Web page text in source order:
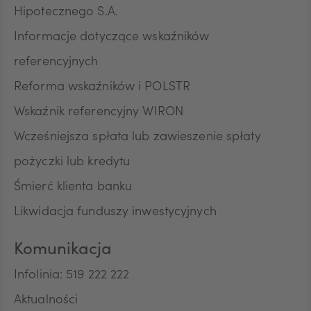
Hipotecznego S.A.
Informacje dotyczące wskaźników
referencyjnych
Reforma wskaźników i POLSTR
Wskaźnik referencyjny WIRON
Wcześniejsza spłata lub zawieszenie spłaty
pożyczki lub kredytu
Śmierć klienta banku
Likwidacja funduszy inwestycyjnych
Komunikacja
Infolinia: 519 222 222
Aktualności